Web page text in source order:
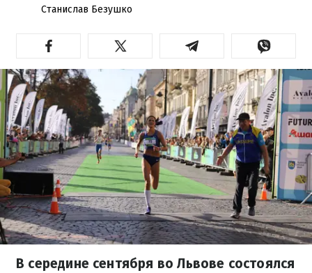
Станислав Безушко
В середине сентября во Львове состоялся